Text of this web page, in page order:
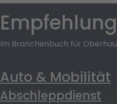
Im Branchenbuch für
Auto & Mobilität
Abschleppdienst